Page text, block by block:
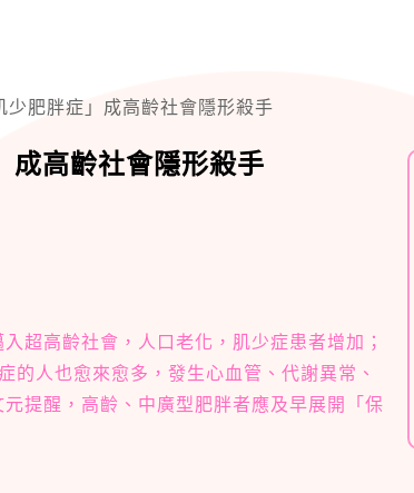
肥胖症」成高齡社會隱形殺手
成高齡社會隱形殺手
超高齡社會，人口老化，肌少症患者增加；
的人也愈來愈多，發生心血管、代謝異常、
提醒，高齡、中廣型肥胖者應及早展開「保